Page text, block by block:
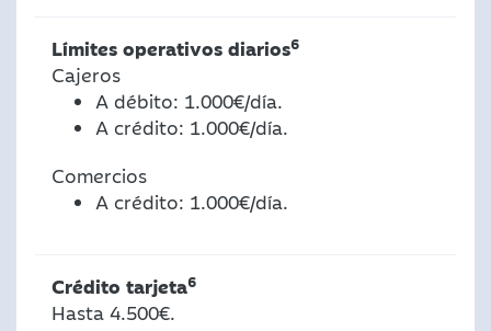
Límites operativos diarios6
Cajeros
A débito: 1.000€/día.
A crédito: 1.000€/día.
Comercios
A crédito: 1.000€/día.
Crédito tarjeta6
Hasta 4.500€.